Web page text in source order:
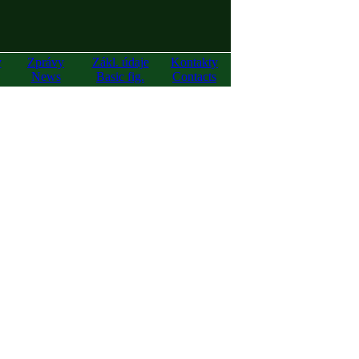
Zprávy
News
Zákl. údaje
Basic fig.
Kontakty
Contacts